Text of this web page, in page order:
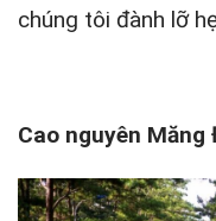
chúng tôi đành lỡ
Cao nguyên Măng